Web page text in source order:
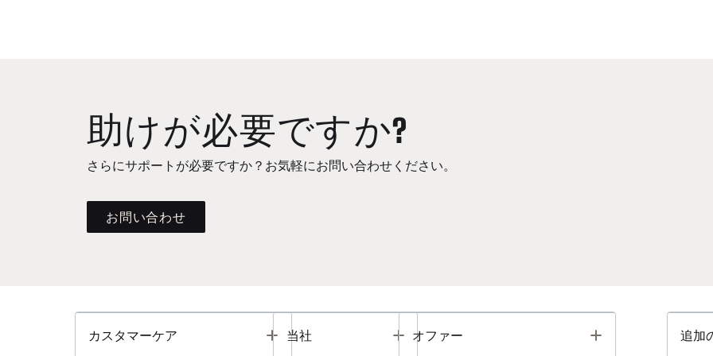
助けが必要ですか?
さらにサポートが必要ですか？お気軽にお問い合わせください。
お問い合わせ
カスタマーケア Toggle
当社 Toggle
オファー Toggle 追加